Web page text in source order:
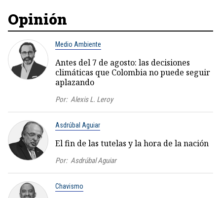
Opinión
Medio Ambiente
Antes del 7 de agosto: las decisiones
climáticas que Colombia no puede seguir
aplazando
Por: Alexis L. Leroy
Asdrúbal Aguiar
El fin de las tutelas y la hora de la nación
Por: Asdrúbal Aguiar
Chavismo